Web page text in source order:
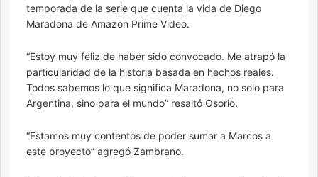
temporada de la serie que cuenta la vida de Diego
Maradona de Amazon Prime Video.
“Estoy muy feliz de haber sido convocado. Me atrapó la
particularidad de la historia basada en hechos reales.
Todos sabemos lo que significa Maradona, no solo para
Argentina, sino para el mundo” resaltó Osorio.
“Estamos muy contentos de poder sumar a Marcos a
este proyecto” agregó Zambrano.